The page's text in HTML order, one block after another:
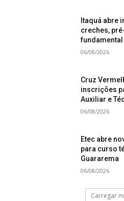
Itaquá abre
creches,
fundamental
06/08/2026
Cruz
inscrições
Auxiliar e
06/08/2026
Etec abre
para curso
Guararema
06/08/2026
Carregar